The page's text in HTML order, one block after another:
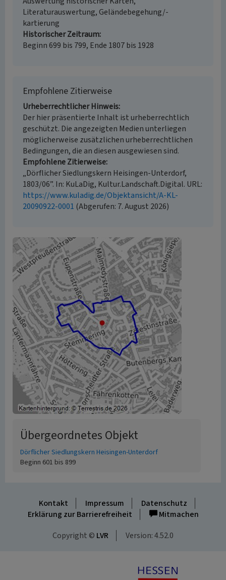
Literaturauswertung, Geländebegehung/-
kartierung
Historischer Zeitraum
Beginn 699 bis 799, Ende 1807 bis 1928
Empfohlene Zitierweise
Urheberrechtlicher Hinweis
Der hier präsentierte Inhalt ist urheberrechtlich
geschützt. Die angezeigten Medien unterliegen
möglicherweise zusätzlichen urheberrechtlichen
Bedingungen, die an diesen ausgewiesen sind.
Empfohlene Zitierweise
„Dörflicher Siedlungskern Heisingen-Unterdorf,
1803/06”. In: KuLaDig, Kultur.Landschaft.Digital. URL:
https://www.kuladig.de/Objektansicht/A-KL-
20090922-0001 (Abgerufen: 7. August 2026)
Übergeordnetes Objekt
Dörflicher Siedlungskern Heisingen-Unterdorf
Beginn 601 bis 899
Kontakt Impressum
Datenschutz
Erklärung zur Barrierefreiheit
Mitmachen
Copyright © LVR Version: 4.52.0